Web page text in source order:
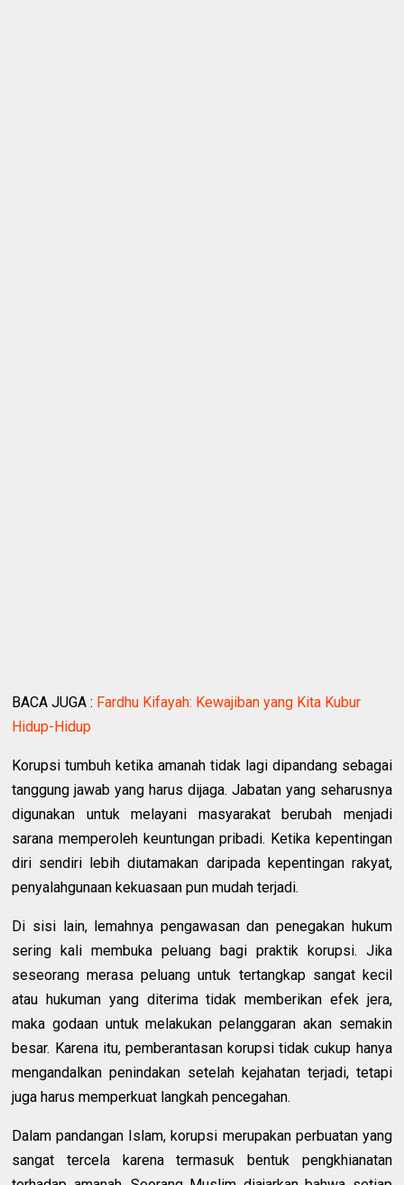
BACA JUGA : Fardhu Kifayah: Kewajiban yang Kita Kubur
Hidup-Hidup
Korupsi tumbuh ketika amanah tidak lagi dipandang sebagai
tanggung jawab yang harus dijaga. Jabatan yang seharusnya
digunakan untuk melayani masyarakat berubah menjadi
sarana memperoleh keuntungan pribadi. Ketika kepentingan
diri sendiri lebih diutamakan daripada kepentingan rakyat,
penyalahgunaan kekuasaan pun mudah terjadi.
Di sisi lain, lemahnya pengawasan dan penegakan hukum
sering kali membuka peluang bagi praktik korupsi. Jika
seseorang merasa peluang untuk tertangkap sangat kecil
atau hukuman yang diterima tidak memberikan efek jera,
maka godaan untuk melakukan pelanggaran akan semakin
besar. Karena itu, pemberantasan korupsi tidak cukup hanya
mengandalkan penindakan setelah kejahatan terjadi, tetapi
juga harus memperkuat langkah pencegahan.
Dalam pandangan Islam, korupsi merupakan perbuatan yang
sangat tercela karena termasuk bentuk pengkhianatan